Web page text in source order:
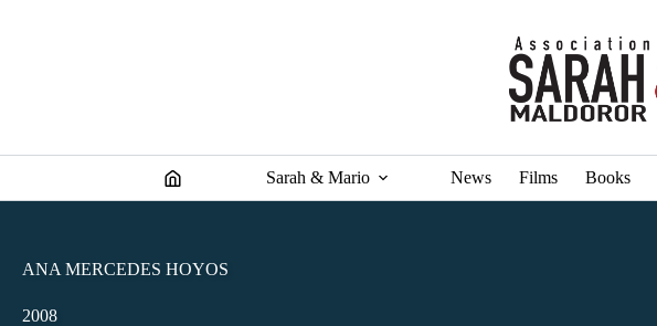
Sarah & Mario News Films Books
ANA MERCEDES HOYOS
2008